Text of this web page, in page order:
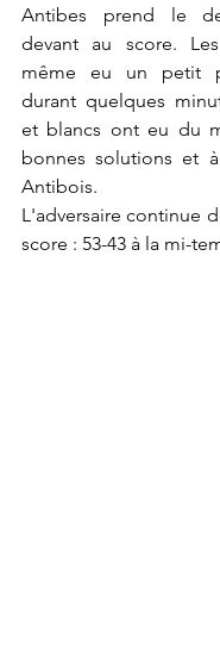
Antibes prend le
devant au score.
même eu un petit
durant quelques
et blancs ont eu du
bonnes solutions et
Antibois.
L'adversaire continue
score : 53-43 à la mi-